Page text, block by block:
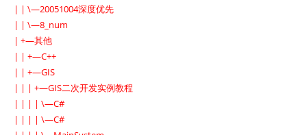
| | \—20051004深度优先
| | \—8_num
| +—其他
| | +—C++
| | +—GIS
| | | +—GIS二次开发实例教程
| | | | \—C#
| | | | \—C#